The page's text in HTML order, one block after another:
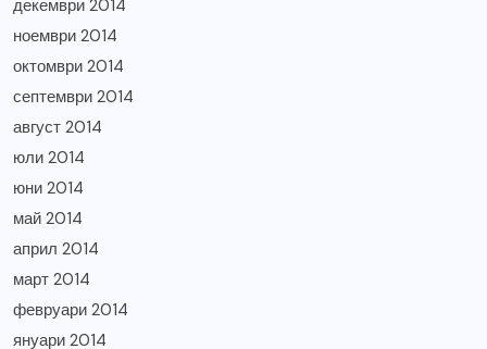
декември 2014
ноември 2014
октомври 2014
септември 2014
август 2014
юли 2014
юни 2014
май 2014
април 2014
март 2014
февруари 2014
януари 2014